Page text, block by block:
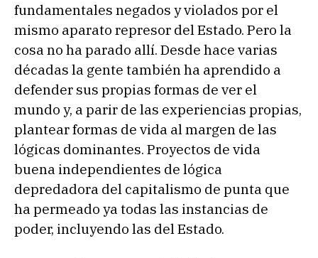
fundamentales negados y violados por el
mismo aparato represor del Estado. Pero la
cosa no ha parado allí. Desde hace varias
décadas la gente también ha aprendido a
defender sus propias formas de ver el
mundo y, a parir de las experiencias propias,
plantear formas de vida al margen de las
lógicas dominantes. Proyectos de vida
buena independientes de lógica
depredadora del capitalismo de punta que
ha permeado ya todas las instancias de
poder, incluyendo las del Estado.